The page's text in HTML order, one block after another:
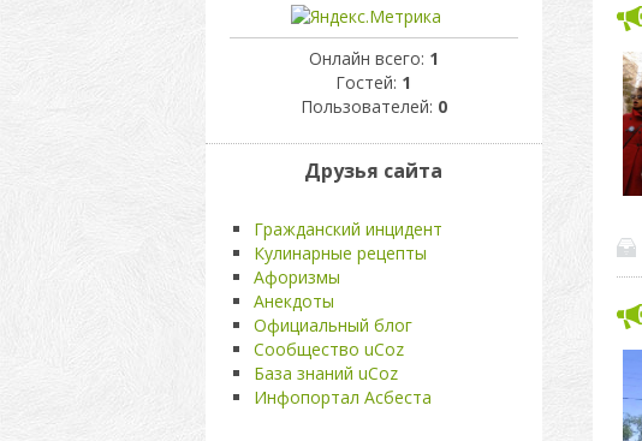
Онлайн всего: 1
Гостей: 1
Пользователей: 0
Друзья сайта
Гражданский инцидент
Кулинарные рецепты
Афоризмы
Анекдоты
Официальный блог
Сообщество uCoz
База знаний uCoz
Инфопортал Асбеста